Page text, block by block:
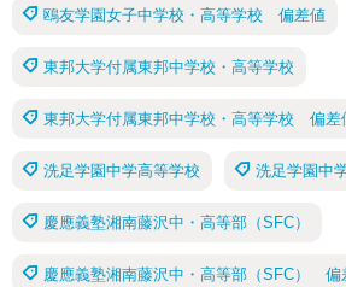
鴎友学園女子中学校・高等学校 偏差値
東邦大学付属東邦中学校・高等学校
東邦大学付属東邦中学校・高等学校 偏差
洗足学園中学高等学校 洗足学園中
慶應義塾湘南藤沢中・高等部（SFC）
慶應義塾湘南藤沢中・高等部（SFC） 偏